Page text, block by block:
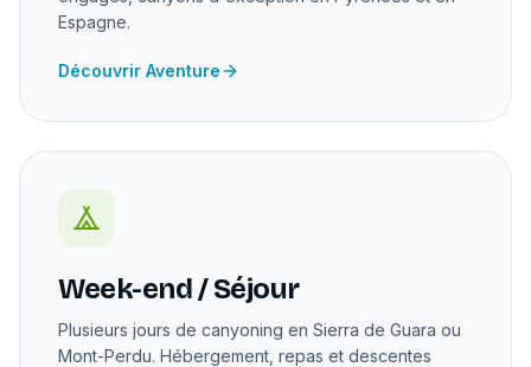
Espagne.
Découvrir Aventure
Week-end / Séjour
Plusieurs jours de canyoning en Sierra de Guara ou
Mont-Perdu. Hébergement, repas et descentes